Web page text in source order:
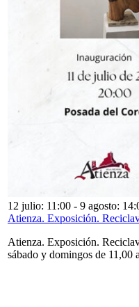
12 julio: 11:00 - 9 agosto:
Atienza. Exposición.
Atienza. Exposición.
sábado y domingos de 11,00